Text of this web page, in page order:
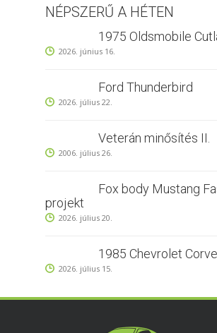
NÉPSZERŰ A HÉTEN
1975 Oldsmobile
2026. június 16.
Ford Thunderbird
2026. július 22.
Veterán minősítés II.
2006. július 26.
Fox body Mustang
projekt
2026. július 20.
1985 Chevrolet
2026. július 15.